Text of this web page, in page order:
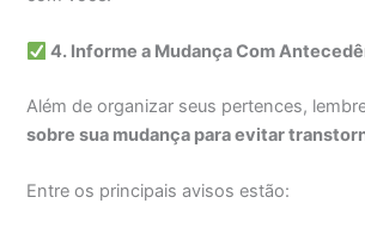
4. Informe a Mudança Com
Além de organizar seus pertences,
sobre sua mudança para evitar
Entre os principais avisos estão: